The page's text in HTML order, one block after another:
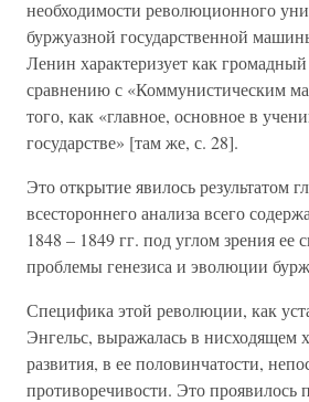
необходимости революционного
буржуазной государственной
Ленин характеризует как
сравнению с «Коммунистическим
того, как «главное, основное в
государстве» [там же, с. 28].
Это открытие явилось результатом
всестороннего анализа всего
1848 – 1849 гг. под углом зрения ее
проблемы генезиса и эволюции
Специфика этой революции, как
Энгельс, выражалась в нисходящем
развития, в ее половинчатости,
противоречивости. Это проявилось